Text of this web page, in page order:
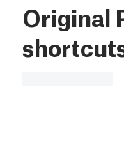
Original